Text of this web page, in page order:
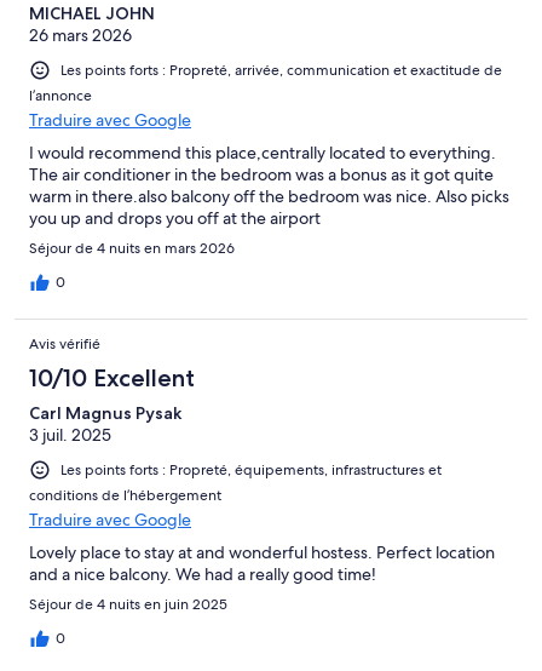
MICHAEL JOHN
26 mars 2026
Les points forts : Propreté, arrivée, communication et exactitude de
l’annonce
Traduire avec Google
I would recommend this place,centrally located to everything.
The air conditioner in the bedroom was a bonus as it got quite
warm in there.also balcony off the bedroom was nice. Also picks
you up and drops you off at the airport
Séjour de 4 nuits en mars 2026
0
Avis vérifié
10/10 Excellent
Carl Magnus Pysak
3 juil. 2025
Les points forts : Propreté, équipements, infrastructures et
conditions de l’hébergement
Traduire avec Google
Lovely place to stay at and wonderful hostess. Perfect location
and a nice balcony. We had a really good time!
Séjour de 4 nuits en juin 2025
0